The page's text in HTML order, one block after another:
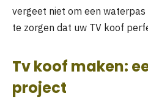
vergeet niet om een
te zorgen dat uw TV koof
Tv koof maken:
project